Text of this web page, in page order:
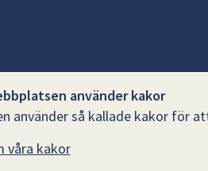
använder kakor
använder så kallade kakor för
våra kakor